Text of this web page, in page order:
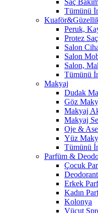
Saç
Tümünü
Peruk,
Protez
Salon
Salon
Salon,
Tümünü
Makyaj
Dudak
Göz
Makyaj
Makyaj
Oje &
Yüz
Tümünü
Parfüm &
Çocuk
Erkek
Kadın
Kolonya
Vücut